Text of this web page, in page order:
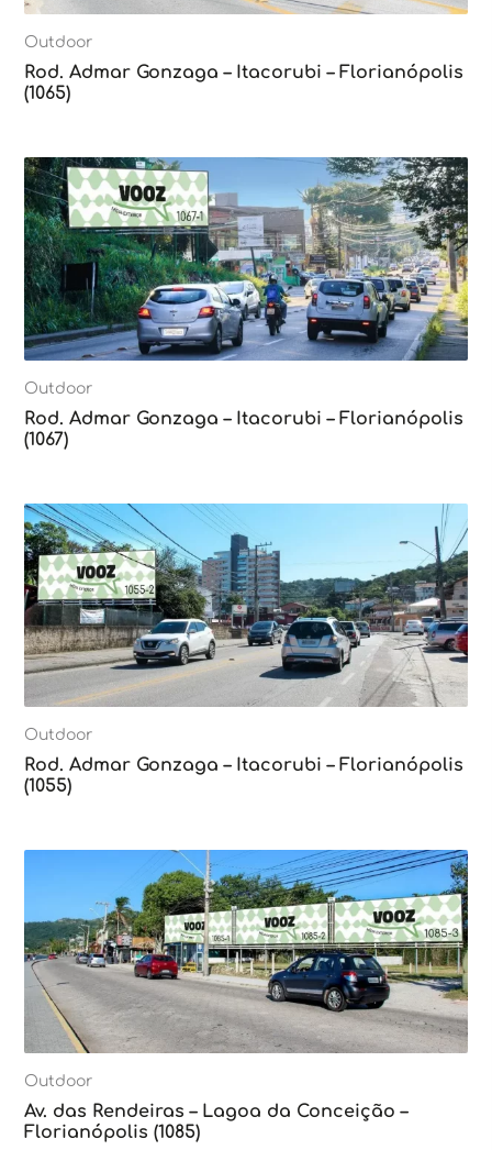
Outdoor
Rod. Admar Gonzaga – Itacorubi – Florianópolis
(1065)
Outdoor
Rod. Admar Gonzaga – Itacorubi – Florianópolis
(1067)
Outdoor
Rod. Admar Gonzaga – Itacorubi – Florianópolis
(1055)
Outdoor
Av. das Rendeiras – Lagoa da Conceição –
Florianópolis (1085)